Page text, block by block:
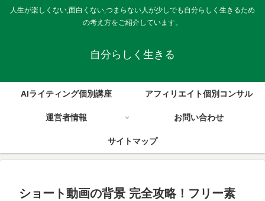
人生が楽しくない,面白くない,つまらない人が少しでも自分らしく生きるため
の考え方をご紹介しています。
自分らしく生きる
AIライティング個別講座 アフィリエイト個別コンサル
運営者情報 お問い合わせ
サイトマップ
ショート動画の背景 完全攻略！フリー素